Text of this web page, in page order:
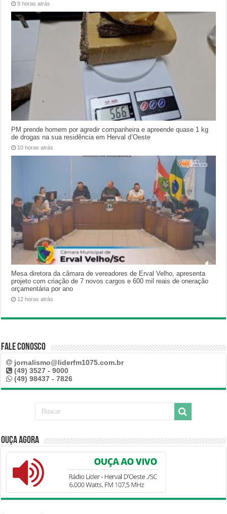
9 horas atrás
PM prende homem por agredir companheira e apreende quase 1 kg
de drogas na sua residência em Herval d’Oeste
10 horas atrás
Mesa diretora da câmara de vereadores de Erval Velho, apresenta
projeto com criação de 7 novos cargos e 600 mil reais de oneração
orçamentária por ano
12 horas atrás
Fale Conosco
jornalismo@liderfm1075.com.br
(49) 3527 - 9000
(49) 98437 - 7826
Ouça Agora